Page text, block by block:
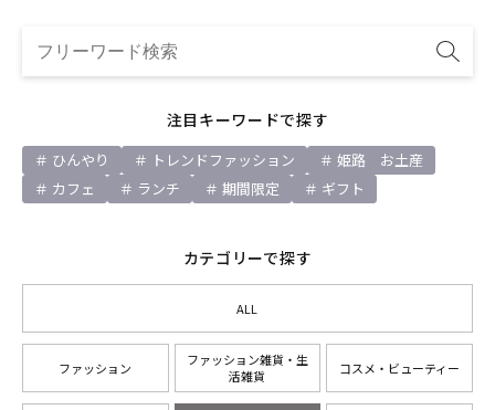
注目キーワードで探す
ひんやり トレンドファッション
姫路 お土産
カフェ
ランチ 期間限定 ギフト
カテゴリーで探す
ALL
ファッション
ファッション雑貨・生
活雑貨
コスメ・ビューティー